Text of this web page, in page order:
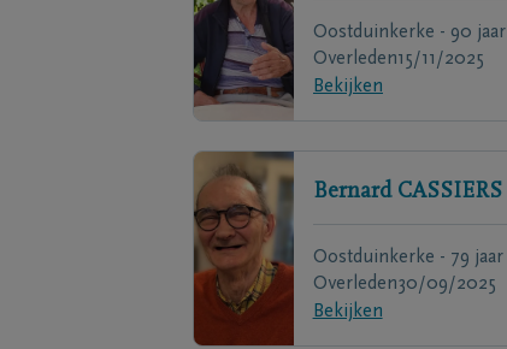
Oostduinkerke - 90 jaar
Overleden15/11/2025
Bekijken
Bernard CASSIERS
Oostduinkerke - 79 jaar
Overleden30/09/2025
Bekijken